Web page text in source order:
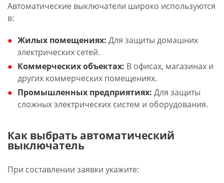
Автоматические выключатели широко используются
в:
Жилых помещениях: Для защиты домашних
электрических сетей.
Коммерческих объектах: В офисах, магазинах и
других коммерческих помещениях.
Промышленных предприятиях: Для защиты
сложных электрических систем и оборудования.
Как выбрать автоматический
выключатель
При составлении заявки укажите: